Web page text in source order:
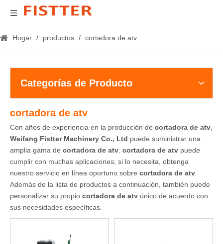
Hogar / productos / cortadora de atv
Categorías de Producto
cortadora de atv
Con años de experiencia en la producción de cortadora de atv
Weifang Fistter Machinery Co., Ltd puede suministrar una
amplia gama de cortadora de atv cortadora de atv puede
cumplir con muchas aplicaciones; si lo necesita, obtenga
nuestro servicio en línea oportuno sobre cortadora de atv
Además de la lista de productos a continuación, también puede
personalizar su propio cortadora de atv único de acuerdo con
sus necesidades específicas.